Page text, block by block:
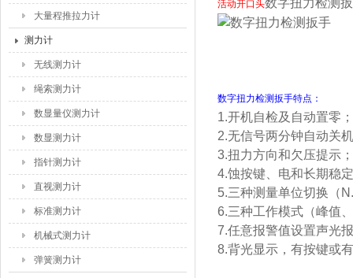
大量程推拉力计
测力计
无线测力计
绳索测力计
数显量仪测力计
数显测力计
指针测力计
直视测力计
标准测力计
机械式测力计
弹簧测力计
活动开口头数字扭力检测
数字扭力检测扳手特点：
1.开机自检及自动置零
2.无信号两分钟自动关
3.扭力方向和欠压提示；
4.蚀按键、电和长期稳
5.三种测量单位切换（
6.三种工作模式（峰值
7.任意报警值设置声光
8.背光显示，有按键或